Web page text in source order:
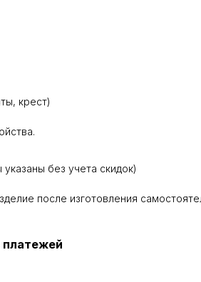
крест)
без учета скидок)
после изготовления
платежей